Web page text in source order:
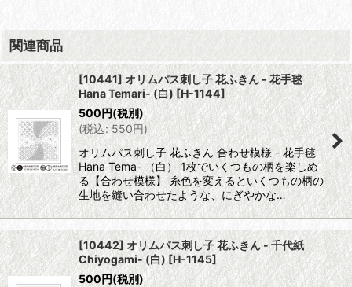
関連商品
[10441] オリムパス刺し子 花ふきん - 花手毬
Hana Temari- (白)[H-1144]
500円(税別)
(税込: 550円)
オリムパス刺し子 花ふきん 合わせ模様 - 花手毬
Hana Tema- （白） 1枚でいくつもの柄を楽しめ
る【合わせ模様】 糸色を変えるといくつもの柄の
生地を縫い合わせたような、にぎやかな…
[10442] オリムパス刺し子 花ふきん - 千代紙
Chiyogami- (白) [H-1145]
500円(税別)